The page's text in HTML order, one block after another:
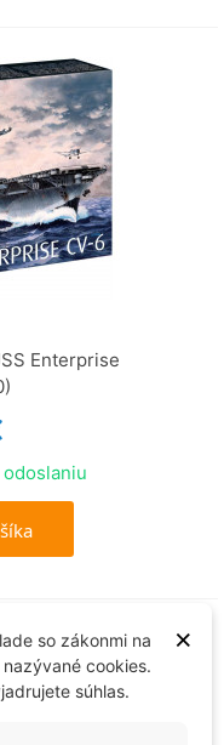
Enterprise
×
so zákonmi na
cookies.
súhlas.